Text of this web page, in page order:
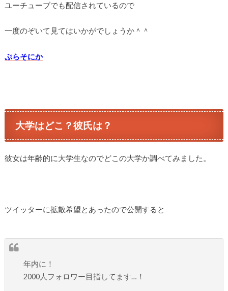
ユーチューブでも配信されているので
一度のぞいて見てはいかがでしょうか＾＾
ぷらそにか
大学はどこ？彼氏は？
彼女は年齢的に大学生なのでどこの大学か調べてみました。
ツイッターに拡散希望とあったので公開すると
年内に！
2000人フォロワー目指してます…！